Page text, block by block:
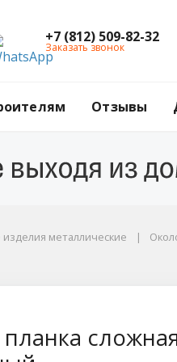
+7 (812) 509-82-32
Заказать звонок
Отзывы
металлические